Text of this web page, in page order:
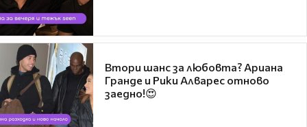
Втори шанс за любовта? Ариана
Гранде и Рики Алварес отново
заедно!😍